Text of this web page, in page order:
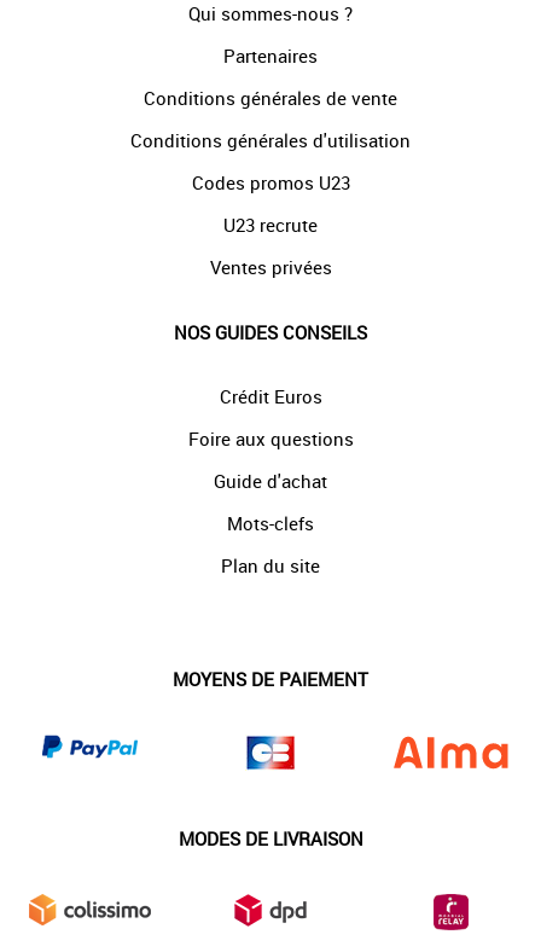
Qui sommes-nous ?
Partenaires
Conditions générales de vente
Conditions générales d'utilisation
Codes promos U23
U23 recrute
Ventes privées
NOS GUIDES CONSEILS
Crédit Euros
Foire aux questions
Guide d'achat
Mots-clefs
Plan du site
MOYENS DE PAIEMENT
MODES DE LIVRAISON